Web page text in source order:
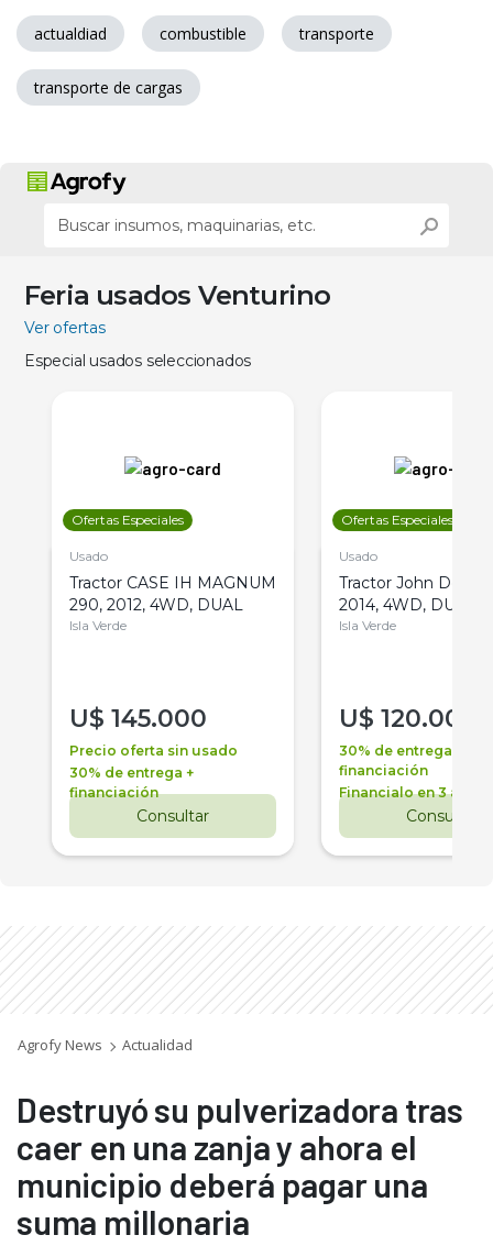
actualdiad combustible transporte
transporte de cargas
Feria usados Venturino
Ver ofertas
Especial usados seleccionados
Ofertas Especiales
Usado
Tractor CASE IH MAGNUM
290, 2012, 4WD, DUAL
Isla Verde
U$ 145.000
Precio oferta sin usado
30% de entrega +
financiación
Consultar
Ofertas Especiales
Usado
Tractor John Deere
2014, 4WD, DUAL
Isla Verde
U$ 120.000
30% de entrega +
financiación
Financialo en 3 años
Consultar
Agrofy News Actualidad
Destruyó su pulverizadora tras
caer en una zanja y ahora el
municipio deberá pagar una
suma millonaria